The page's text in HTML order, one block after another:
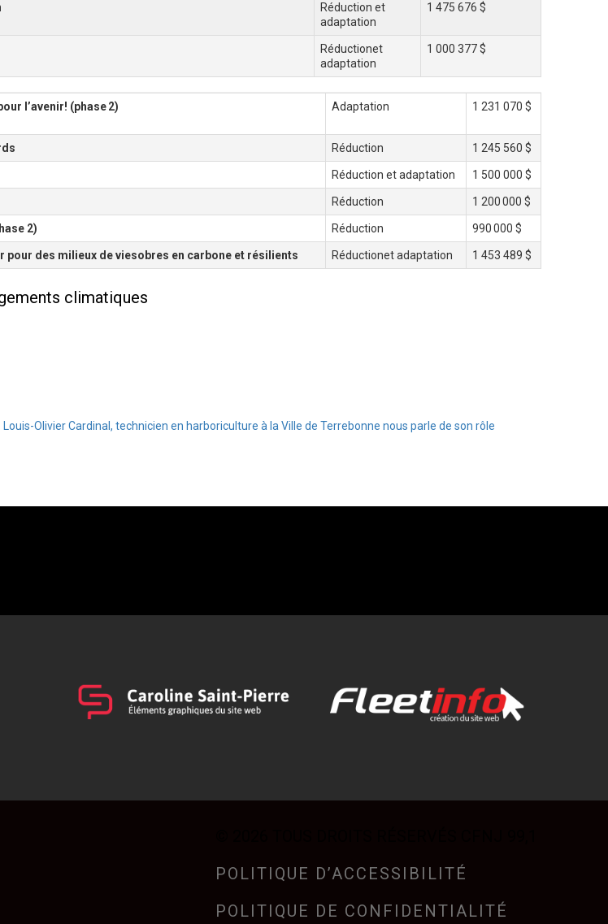
Réduction et
adaptation
1 475 676 $
Réductionet
adaptation
1 000 377 $
l’avenir! (phase2) Adaptation 1 231 070 $
Réduction 1 245 560 $
Réduction et adaptation 1 500 000 $
Réduction 1 200 000 $
2) Réduction 990 000 $
pour des milieux de viesobres en carbone et résilients Réductionet adaptation 1 453 489 $
climatiques
Olivier Cardinal, technicien en harboriculture à la Ville de Terrebonne nous parle de son rôle
POLITIQUE D’ACCESSIBILITÉ
POLITIQUE DE CONFIDENTIALITÉ